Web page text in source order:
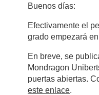
Buenos días:
Efectivamente el
grado empezará
En breve, se
Mondragon
puertas abiertas.
este enlace.